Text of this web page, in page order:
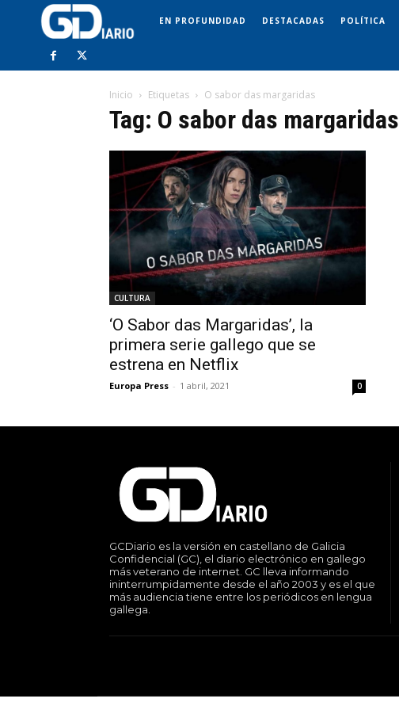
EN PROFUNDIDAD DESTACADAS POLÍTICA
Inicio Etiquetas O sabor das margaridas
Tag: O sabor das margaridas
CULTURA
‘O Sabor das Margaridas’, la
primera serie gallego que se
estrena en Netflix
Europa Press - 1 abril, 2021 0
GCDiario es la versión en castellano de Galicia
Confidencial (GC), el diario electrónico en gallego
más veterano de internet. GC lleva informando
ininterrumpidamente desde el año 2003 y es el que
más audiencia tiene entre los periódicos en lengua
gallega.